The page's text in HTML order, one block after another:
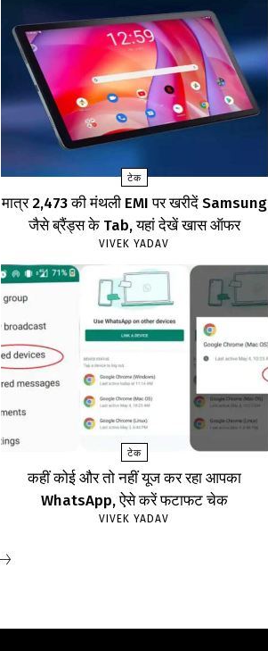
टेक
मात्र ₹2,473 की मंथली EMI पर खरीदें Samsung
जैसे ब्रैंड्स के Tab, यहां देखें खास ऑफर
VIVEK YADAV
टेक
कहीं कोई और तो नहीं यूज कर रहा आपका
WhatsApp, ऐसे करें फटाफट चेक
VIVEK YADAV